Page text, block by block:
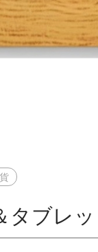
タブレ